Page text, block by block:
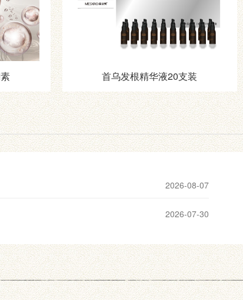
首乌发根精华液20支装
2026-08-07
2026-07-30